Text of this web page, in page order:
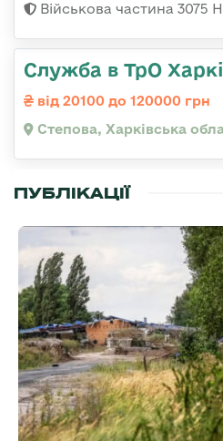
Військова частина 3075
Служба в ТрО
від 20100 до 120000 грн
Степова, Харківська
ПУБЛІКАЦІЇ